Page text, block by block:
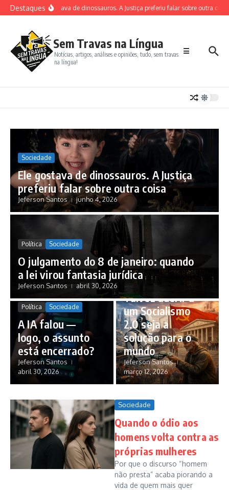
DestaquesEle gostava de dinossauros. A Justiça preferiu falar sobre outra coisa
Sem Travas na Língua
Notícias, artigos, análises e opiniões, tudo, sem travas
na língua!
☰
Sociedade
Ele gostava de dinossauros. A Justiça
preferiu falar sobre outra coisa
Jeferson Santos junho 4, 2026
Política Sociedade
O julgamento do 8 de janeiro: quando
a lei virou fantasia jurídica
Jeferson Santos abril 30, 2026
Política Sociedade
A IA falou —
logo, o assunto
está encerrado?
Jeferson Santos
abril 30, 2026
Política Sociedade
Talvez aderir a
um Socialismo
2.0 seja a
solução para o
mundo
Jeferson Santos
março 12, 2026
Sociedade
Quando o ódio aos
homens volta contra as
próprias mulheres
Por que o discurso “homem
não presta” acaba piorando a
vida de quem mais quer